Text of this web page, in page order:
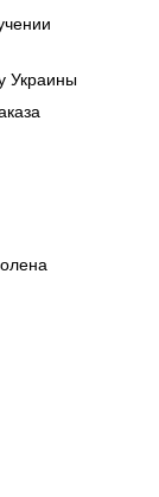
Украины